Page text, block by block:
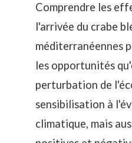
Comprendre les
l'arrivée du crabe
méditerranéennes
les opportunités
perturbation de
sensibilisation à
climatique, mais